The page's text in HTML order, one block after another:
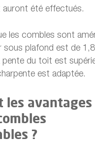
auront été effectués.
les combles sont
sous plafond est de
pente du toit est
est adaptée.
les avantages
?